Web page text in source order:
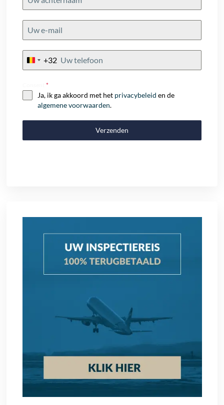
Belgium
+32
Consent*
Ja, ik ga akkoord met het privacybeleid en de
algemene voorwaarden.
Verzenden